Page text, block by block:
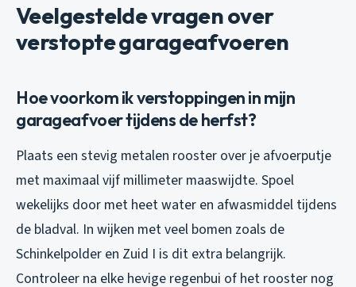
Veelgestelde vragen over
verstopte garageafvoeren
Hoe voorkom ik verstoppingen in mijn
garageafvoer tijdens de herfst?
Plaats een stevig metalen rooster over je afvoerputje
met maximaal vijf millimeter maaswijdte. Spoel
wekelijks door met heet water en afwasmiddel tijdens
de bladval. In wijken met veel bomen zoals de
Schinkelpolder en Zuid I is dit extra belangrijk.
Controleer na elke hevige regenbui of het rooster nog